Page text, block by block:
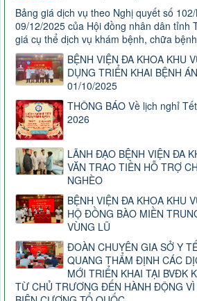
Bảng giá dịch vụ theo Nghị quyết số
09/12/2025 của Hội đồng nhân dân tỉnh
giá cụ thể dịch vụ khám bệnh, chữa bệnh
BỆNH VIỆN ĐA KHOA KHU
DỤNG TRIỂN KHAI BỆNH
01/10/2025
THÔNG BÁO Về lịch nghỉ
2026
LÃNH ĐẠO BỆNH VIỆN ĐA
VĂN TRAO TIỀN HỖ TRỢ
NGHÈO
BỆNH VIỆN ĐA KHOA KHU
HỘ ĐỒNG BÀO MIỀN
VÙNG LŨ
ĐOÀN CHUYÊN GIA SỞ Y
QUANG THẨM ĐỊNH CÁC
MỚI TRIỂN KHAI TẠI BVĐK
TỪ CHỦ TRƯƠNG ĐẾN HÀNH ĐỘNG